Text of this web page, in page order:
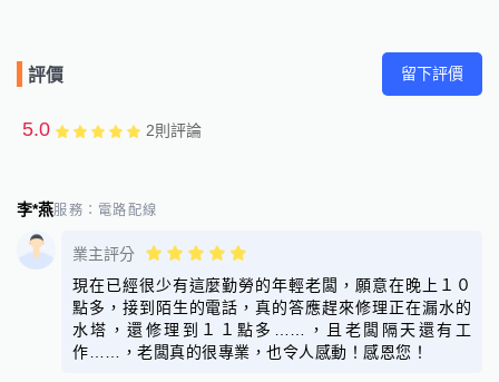
評價 留下評價
5.0 2則評論
李*燕服務： 電路配線
業主評分
現在已經很少有這麼勤勞的年輕老闆，願意在晚上１０
點多，接到陌生的電話，真的答應趕來修理正在漏水的
水塔，還修理到１１點多……，且老闆隔天還有工
作……，老闆真的很專業，也令人感動！感恩您！